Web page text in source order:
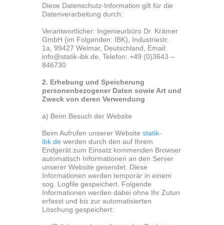
Diese Datenschutz-Information gilt für die
Datenverarbeitung durch:
Verantwortlicher: Ingenieurbüro Dr. Krämer
GmbH (im Folgenden: IBK), Industriestr.
1a, 99427 Weimar, Deutschland, Email:
info@statik-ibk.de, Telefon: +49 (0)3643 –
846730
2. Erhebung und Speicherung
personenbezogener Daten sowie Art und
Zweck von deren Verwendung
a) Beim Besuch der Website
Beim Aufrufen unserer Website statik-
ibk.de werden durch den auf Ihrem
Endgerät zum Einsatz kommenden Browser
automatisch Informationen an den Server
unserer Website gesendet. Diese
Informationen werden temporär in einem
sog. Logfile gespeichert. Folgende
Informationen werden dabei ohne Ihr Zutun
erfasst und bis zur automatisierten
Löschung gespeichert: